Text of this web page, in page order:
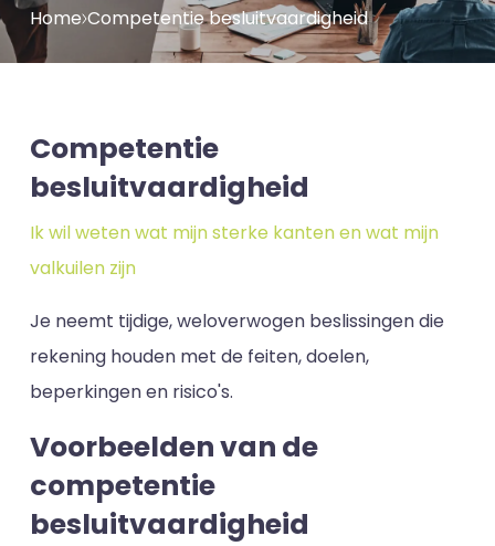
Home Competentie besluitvaardigheid
Competentie
besluitvaardigheid
Ik wil weten wat mijn sterke kanten en wat mijn
valkuilen zijn
Je neemt tijdige, weloverwogen beslissingen die
rekening houden met de feiten, doelen,
beperkingen en risico's.
Voorbeelden van de
competentie
besluitvaardigheid